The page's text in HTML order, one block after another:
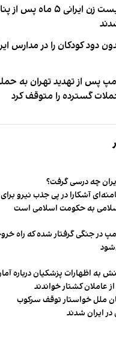
دو فوتبالیست زن
دود کودکان را در مدارس
پس از تهدید تهران به
گسترده را متوقف کرد
چه درسی گرفت؟
آشکارا در پی جذب نیرو برای
به حکومت اسلامی است
در جنگی گرفتار شده که راه
به اظهارات پزشکیان درباره
از عاملان کشتار خواندند
ملل خواستار توقف سرکوب
ایران شدند